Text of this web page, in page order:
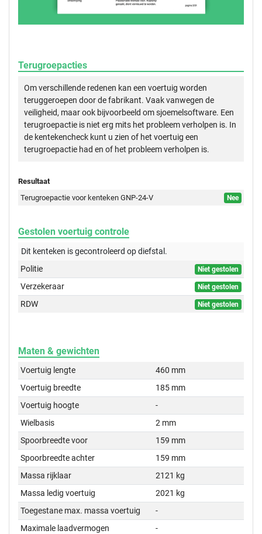
Terugroepacties
Om verschillende redenen kan een voertuig worden
teruggeroepen door de fabrikant. Vaak vanwegen de
veiligheid, maar ook bijvoorbeeld om sjoemelsoftware. Een
terugroepactie is niet erg mits het probleem verholpen is. In
de kentekencheck kunt u zien of het voertuig een
terugroepactie had en of het probleem verholpen is.
Resultaat
Terugroepactie voor kenteken GNP-24-V
Nee
Gestolen voertuig controle
Dit kenteken is gecontroleerd opdiefstal.
Politie
Niet gestolen
Verzekeraar Niet gestolen
RDW Niet gestolen
Maten & gewichten
Voertuig lengte
460 mm
Voertuig breedte
185 mm
Voertuig hoogte
-
Wielbasis
2 mm
Spoorbreedte voor
159 mm
Spoorbreedte achter
159 mm
Massa rijklaar
2121 kg
Massa ledig voertuig
2021 kg
Toegestane max. massa voertuig
-
Maximale laadvermogen
-